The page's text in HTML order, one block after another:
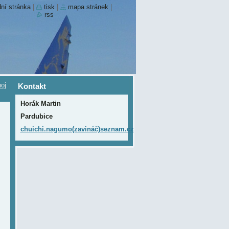
Kontakt
Horák Martin
Pardubice
chuichi.nagumo(zavináč)seznam.cz
stránka tisk mapa stránek
rss